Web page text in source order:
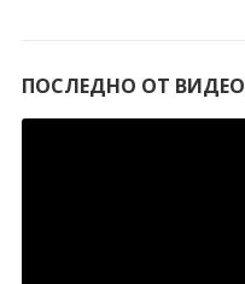
ПОСЛЕДНО ОТ ВИДЕО